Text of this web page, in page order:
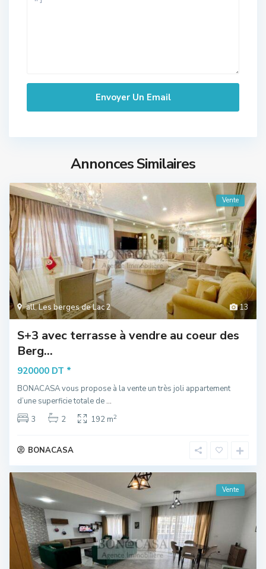
Annonces Similaires
13
all,Les berges de Lac 2
Vente
S+3 avec terrasse à vendre au coeur des
Berg...
920000 DT *
BONACASA vous propose à la vente un très joli appartement
d’une superficie totale de...
3
2 192 m2
BONACASA
Vente